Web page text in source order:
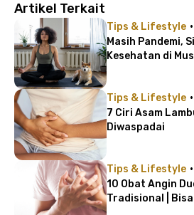
Artikel Terkait
Tips & Lifestyle ·
Masih Pandemi,
Kesehatan di
Tips & Lifestyle ·
7 Ciri Asam
Diwaspadai
Tips & Lifestyle ·
10 Obat Angin
Tradisional |